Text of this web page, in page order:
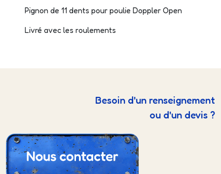
Pignon de 11 dents pour poulie Doppler Open
Livré avec les roulements
Besoin d'un renseignement
ou d'un devis ?